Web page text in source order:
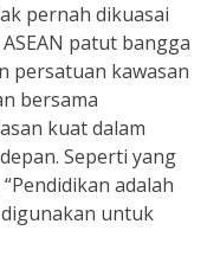
pernah dikuasai
patut bangga
persatuan kawasan
bersama
kuat dalam
Seperti yang
adalah
untuk